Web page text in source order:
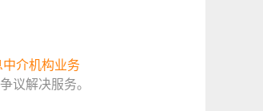
中介机构业务
议解决服务。